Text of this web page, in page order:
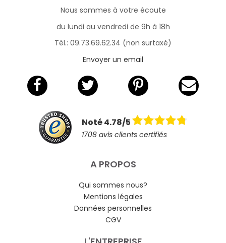
Nous sommes à votre écoute
du lundi au vendredi de 9h à 18h
Tél.: 09.73.69.62.34 (non surtaxé)
Envoyer un email
Noté 4.78/5
1708 avis clients certifiés
A PROPOS
Qui sommes nous?
Mentions légales
Données personnelles
CGV